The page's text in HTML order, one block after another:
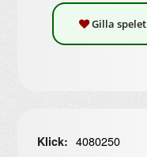
Gilla spelet
Klick: 4080250